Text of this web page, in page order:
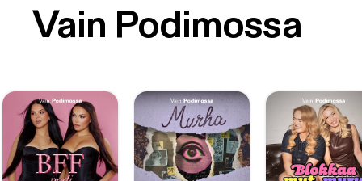
Vain Podimossa